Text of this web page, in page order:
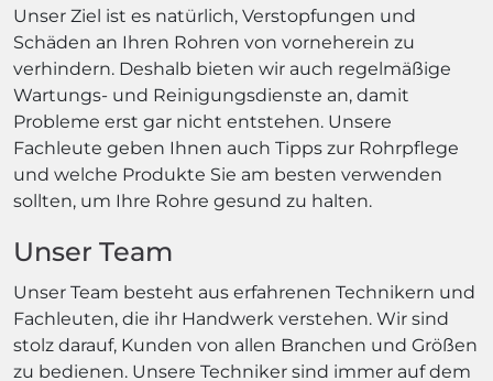
Unser Ziel ist es natürlich, Verstopfungen und
Schäden an Ihren Rohren von vorneherein zu
verhindern. Deshalb bieten wir auch regelmäßige
Wartungs- und Reinigungsdienste an, damit
Probleme erst gar nicht entstehen. Unsere
Fachleute geben Ihnen auch Tipps zur Rohrpflege
und welche Produkte Sie am besten verwenden
sollten, um Ihre Rohre gesund zu halten.
Unser Team
Unser Team besteht aus erfahrenen Technikern und
Fachleuten, die ihr Handwerk verstehen. Wir sind
stolz darauf, Kunden von allen Branchen und Größen
zu bedienen. Unsere Techniker sind immer auf dem